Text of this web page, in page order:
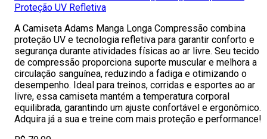
Proteção UV Refletiva
A Camiseta Adams Manga Longa Compressão combina
proteção UV e tecnologia refletiva para garantir conforto e
segurança durante atividades físicas ao ar livre. Seu tecido
de compressão proporciona suporte muscular e melhora a
circulação sanguínea, reduzindo a fadiga e otimizando o
desempenho. Ideal para treinos, corridas e esportes ao ar
livre, essa camiseta mantém a temperatura corporal
equilibrada, garantindo um ajuste confortável e ergonômico.
Adquira já a sua e treine com mais proteção e performance!